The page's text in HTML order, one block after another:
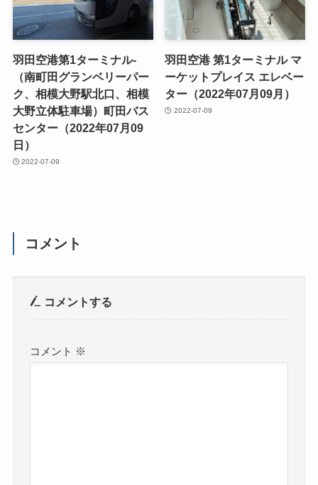
羽田空港第1ターミナル-
（南町田グランベリーパー
ク、相模大野駅北口、相模
大野立体駐車場）町田バス
センター（2022年07月09
日）
2022-07-09
羽田空港 第1ターミナル マ
ーケットプレイス エレベー
ター（2022年07月09月）
2022-07-09
コメント
コメントする
コメント ※